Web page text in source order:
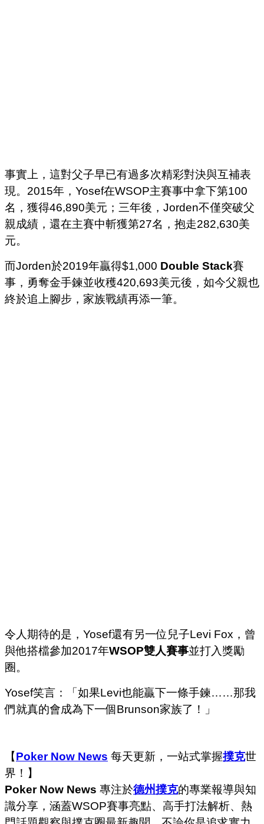
事實上，這對父子早已有過多次精彩對決與互補表
現。2015年，Yosef在WSOP主賽事中拿下第100
名，獲得46,890美元；三年後，Jorden不僅突破父
親成績，還在主賽中斬獲第27名，抱走282,630美
元。
而Jorden於2019年贏得$1,000 Double Stack賽
事，勇奪金手鍊並收穫420,693美元後，如今父親也
終於追上腳步，家族戰績再添一筆。
令人期待的是，Yosef還有另一位兒子Levi Fox，曾
與他搭檔參加2017年WSOP雙人賽事並打入獎勵
圈。
Yosef笑言：「如果Levi也能贏下一條手鍊……那我
們就真的會成為下一個Brunson家族了！」
【Poker Now News 每天更新，一站式掌握撲克世
界！】
Poker Now News 專注於德州撲克的專業報導與知
識分享，涵蓋WSOP賽事亮點、高手打法解析、熱